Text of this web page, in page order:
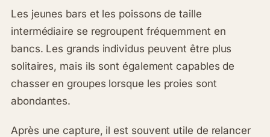
Les jeunes bars et les poissons de taille
intermédiaire se regroupent fréquemment en
bancs. Les grands individus peuvent être plus
solitaires, mais ils sont également capables de
chasser en groupes lorsque les proies sont
abondantes.
Après une capture, il est souvent utile de relancer